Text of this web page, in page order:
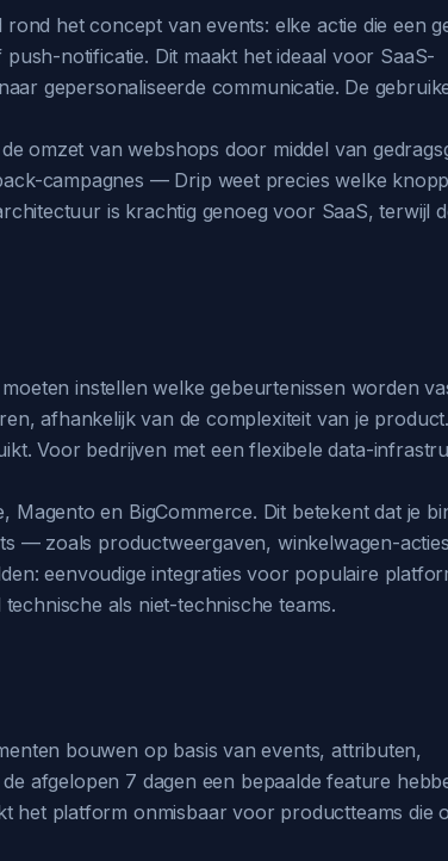
het concept van events: elke actie die een
notificatie. Dit maakt het ideaal voor SaaS-
gepersonaliseerde communicatie. De
omzet van webshops door middel van
campagnes — Drip weet precies welke
is krachtig genoeg voor SaaS, terwijl
instellen welke gebeurtenissen worden
afhankelijk van de complexiteit van je
Voor bedrijven met een flexibele data-
en BigCommerce. Dit betekent dat je
— zoals productweergaven, winkelwagen-
eenvoudige integraties voor populaire
als niet-technische teams.
bouwen op basis van events, attributen,
afgelopen 7 dagen een bepaalde feature
het platform onmisbaar voor productteams die